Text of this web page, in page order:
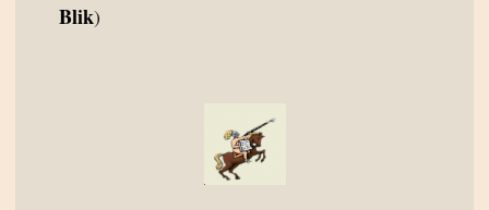
Blik)